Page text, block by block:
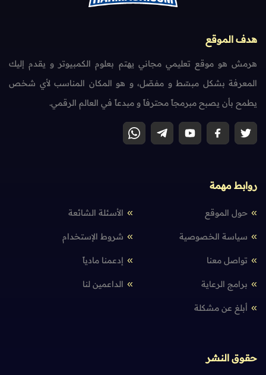
هدف الموقع
هرمش هو موقع تعليمي مجاني يهتم بعلوم الكمبيوتر و يقدم إليك
المعرفة بشكل مبسّط و مفصّل، و هو المكان المناسب لأي شخص
يطمح بأن يصبح مبرمجاً محترفاً و مبدعاً في العالم الرقمي.
روابط مهمة
حول الموقع الأسئلة الشائعة
سياسة الخصوصية شروط الإستخدام
تواصل معنا إدعمنا مادياً
برامج الرعاية الداعمين لنا
أبلغ عن مشكلة
حقوق النشر